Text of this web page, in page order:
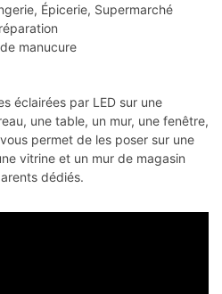
Épicerie, Supermarché
manucure
éclairées par LED sur une
une table, un mur, une fenêtre,
permet de les poser sur une
vitrine et un mur de magasin
dédiés.